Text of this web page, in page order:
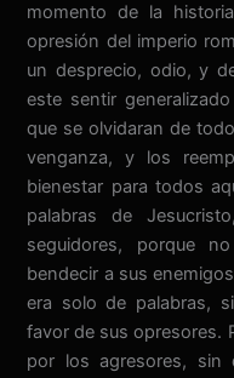
momento de la
opresión del imperio
un desprecio, odio, y
este sentir
que se olvidaran de
venganza, y los
bienestar para todos
palabras de
seguidores, porque
bendecir a sus
era solo de palabras,
favor de sus opresores.
por los agresores,